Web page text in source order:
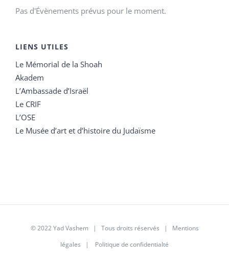
Pas d'Évènements prévus pour le moment.
LIENS UTILES
Le Mémorial de la Shoah
Akadem
L’Ambassade d’Israël
Le CRIF
L’OSE
Le Musée d’art et d’histoire du Judaïsme
© 2022 Yad Vashem | Tous droits réservés | Mentions
légales | Politique de confidentialté